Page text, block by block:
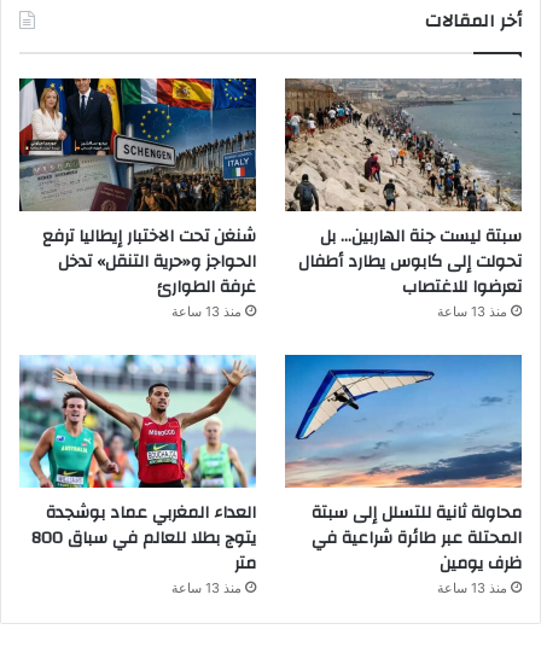
أخر المقالات
سبتة ليست جنة الهاربين… بل
تحولت إلى كابوس يطارد أطفال
تعرضوا للاغتصاب
منذ 13 ساعة
شنغن تحت الاختبار إيطاليا ترفع
الحواجز و«حرية التنقل» تدخل
غرفة الطوارئ
منذ 13 ساعة
محاولة ثانية للتسلل إلى سبتة
المحتلة عبر طائرة شراعية في
ظرف يومين
منذ 13 ساعة
العداء المغربي عماد بوشجدة
يتوج بطلا للعالم في سباق 800
متر
منذ 13 ساعة